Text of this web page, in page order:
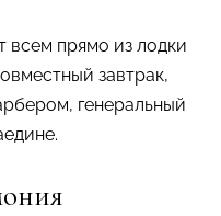
всем прямо из лодки
завтрак,
генеральный